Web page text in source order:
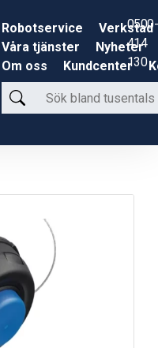
Robotservice
Verkstad
Våra tjänster
Nyheter
Om oss
Kundcenter
Sök
bland
produkter
0500-
414
130